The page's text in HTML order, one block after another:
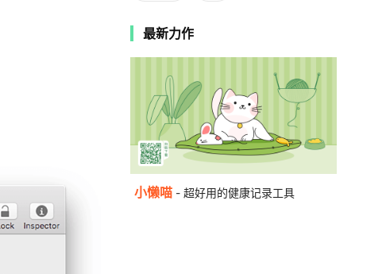
最新力作
小懒喵 - 超好用的健康记录工具